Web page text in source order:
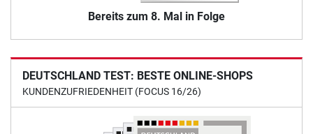
Bereits zum 8. Mal in Folge
DEUTSCHLAND TEST: BESTE ONLINE-SHOPS
KUNDENZUFRIEDENHEIT (FOCUS 16/26)